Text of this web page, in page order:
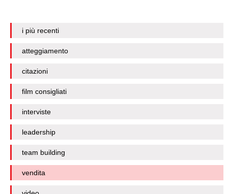
i più recenti
atteggiamento
citazioni
film consigliati
interviste
leadership
team building
vendita